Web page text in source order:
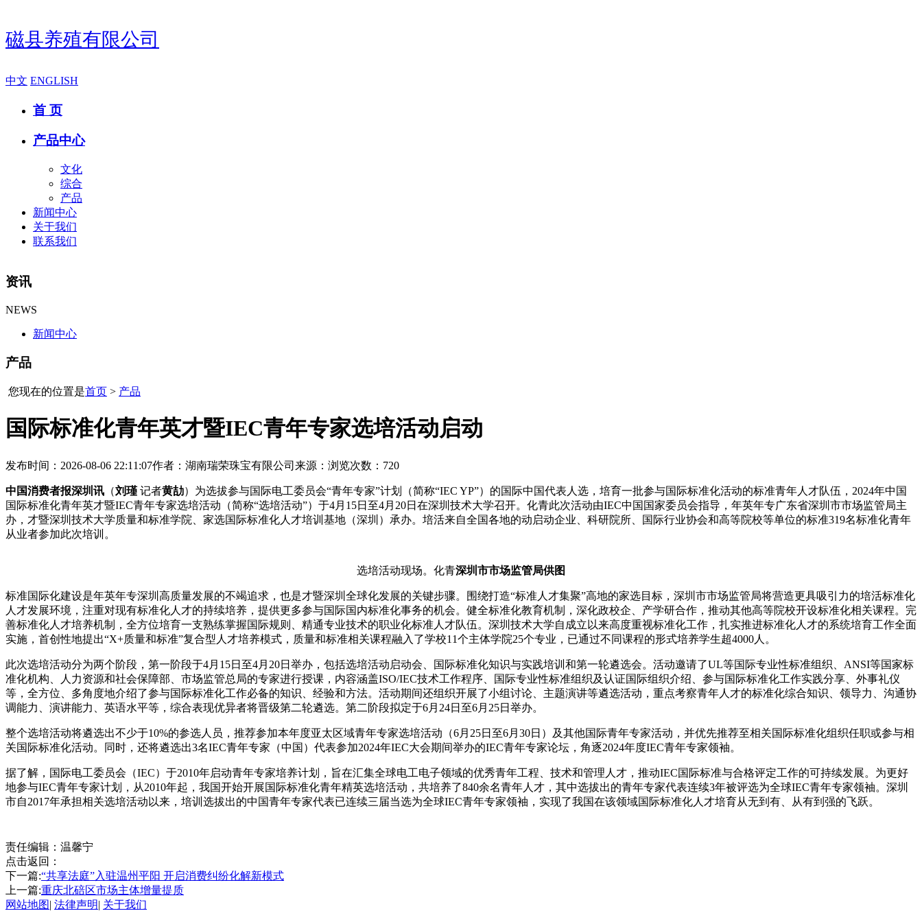
磁县养殖有限公司
中文 ENGLISH
首 页
产品中心
文化
综合
产品
新闻中心
关于我们
联系我们
资讯
NEWS
新闻中心
产品
您现在的位置是首页 > 产品
国际标准化青年英才暨IEC青年专家选培活动启动
发布时间：2026-08-06 22:11:07作者：湖南瑞荣珠宝有限公司 来源： 浏览次数：720
中国消费者报深圳讯 （刘瑾 记者黄劼）为选拔参与国际电工委员会“青年专家”计划（简称“IEC YP”）的国际中国代表人选，培育一批参与国际标准化活动的标准青年人才队伍，2024年中国
国际标准化青年英才暨IEC青年专家选培活动（简称“选培活动”）于4月15日至4月20日在深圳技术大学召开。化青此次活动由IEC中国国家委员会指导，年英年专广东省深圳市市场监管局主
办，才暨深圳技术大学质量和标准学院、家选国际标准化人才培训基地（深圳）承办。培活来自全国各地的动启动企业、科研院所、国际行业协会和高等院校等单位的标准319名标准化青年
从业者参加此次培训。
选培活动现场。化青深圳市市场监管局供图
标准国际化建设是年英年专深圳高质量发展的不竭追求，也是才暨深圳全球化发展的关键步骤。围绕打造“标准人才集聚”高地的家选目标，深圳市市场监管局将营造更具吸引力的培活标准化
人才发展环境，注重对现有标准化人才的持续培养，提供更多参与国际国内标准化事务的机会。健全标准化教育机制，深化政校企、产学研合作，推动其他高等院校开设标准化相关课程。完
善标准化人才培养机制，全方位培育一支熟练掌握国际规则、精通专业技术的职业化标准人才队伍。深圳技术大学自成立以来高度重视标准化工作，扎实推进标准化人才的系统培育工作全面
实施，首创性地提出“X+质量和标准”复合型人才培养模式，质量和标准相关课程融入了学校11个主体学院25个专业，已通过不同课程的形式培养学生超4000人。
此次选培活动分为两个阶段，第一阶段于4月15日至4月20日举办，包括选培活动启动会、国际标准化知识与实践培训和第一轮遴选会。活动邀请了UL等国际专业性标准组织、ANSI等国家标
准化机构、人力资源和社会保障部、市场监管总局的专家进行授课，内容涵盖ISO/IEC技术工作程序、国际专业性标准组织及认证国际组织介绍、参与国际标准化工作实践分享、外事礼仪
等，全方位、多角度地介绍了参与国际标准化工作必备的知识、经验和方法。活动期间还组织开展了小组讨论、主题演讲等遴选活动，重点考察青年人才的标准化综合知识、领导力、沟通协
调能力、演讲能力、英语水平等，综合表现优异者将晋级第二轮遴选。第二阶段拟定于6月24日至6月25日举办。
整个选培活动将遴选出不少于10%的参选人员，推荐参加本年度亚太区域青年专家选培活动（6月25日至6月30日）及其他国际青年专家活动，并优先推荐至相关国际标准化组织任职或参与相
关国际标准化活动。同时，还将遴选出3名IEC青年专家（中国）代表参加2024年IEC大会期间举办的IEC青年专家论坛，角逐2024年度IEC青年专家领袖。
据了解，国际电工委员会（IEC）于2010年启动青年专家培养计划，旨在汇集全球电工电子领域的优秀青年工程、技术和管理人才，推动IEC国际标准与合格评定工作的可持续发展。为更好
地参与IEC青年专家计划，从2010年起，我国开始开展国际标准化青年精英选培活动，共培养了840余名青年人才，其中选拔出的青年专家代表连续3年被评选为全球IEC青年专家领袖。深圳
市自2017年承担相关选培活动以来，培训选拔出的中国青年专家代表已连续三届当选为全球IEC青年专家领袖，实现了我国在该领域国际标准化人才培育从无到有、从有到强的飞跃。
责任编辑：温馨宁
点击返回：
下一篇:“共享法庭”入驻温州平阳 开启消费纠纷化解新模式
上一篇:重庆北碚区市场主体增量提质
网站地图| 法律声明| 关于我们